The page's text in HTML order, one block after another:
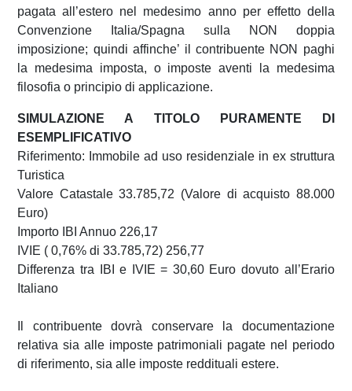
pagata all’estero nel medesimo anno per effetto della
Convenzione Italia/Spagna sulla NON doppia
imposizione; quindi affinche’ il contribuente NON paghi
la medesima imposta, o imposte aventi la medesima
filosofia o principio di applicazione.
SIMULAZIONE A TITOLO PURAMENTE DI
ESEMPLIFICATIVO
Riferimento: Immobile ad uso residenziale in ex struttura
Turistica
Valore Catastale 33.785,72 (Valore di acquisto 88.000
Euro)
Importo IBI Annuo 226,17
IVIE ( 0,76% di 33.785,72) 256,77
Differenza tra IBI e IVIE = 30,60 Euro dovuto all’Erario
Italiano
Il contribuente dovrà conservare la documentazione
relativa sia alle imposte patrimoniali pagate nel periodo
di riferimento, sia alle imposte reddituali estere.